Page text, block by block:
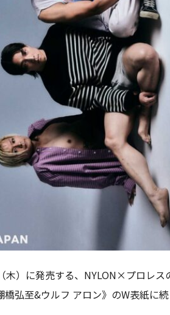
木）に発売する、NYLON×プロレス
橋弘至&ウルフ アロン》のW表紙に